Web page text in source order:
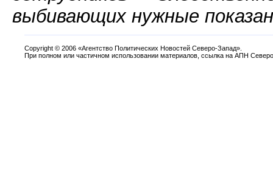
выбивающих нужные
Copyright © 2006 «Агентство Политических Новостей Северо-Запад».
При полном или частичном использовании материалов, ссылка на АПН